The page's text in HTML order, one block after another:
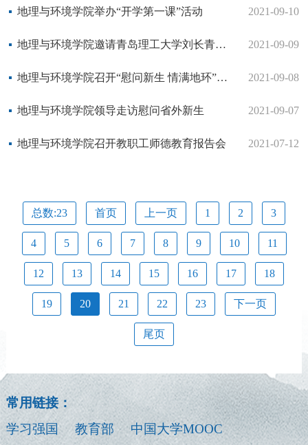
地理与环境学院举办“开学第一课”活动 2021-09-10
地理与环境学院邀请青岛理工大学刘长青教授作报告 2021-09-09
地理与环境学院召开“慰问新生 情满地环”走访新生宿舍活动 2021-09-08
地理与环境学院领导走访慰问省外新生 2021-09-07
地理与环境学院召开教职工师德教育报告会 2021-07-12
总数:23 首页 上一页 1 2 3
4 5 6 7 8 9 10 11
12 13 14 15 16 17 18
19 20 21 22 23 下一页
尾页
常用链接：
学习强国
教育部 中国大学MOOC